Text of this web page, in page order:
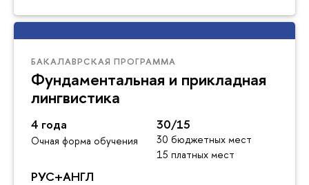
БАКАЛАВРСКАЯ ПРОГРАММА
Фундаментальная и прикладная
лингвистика
4 года
Очная форма обучения
30/15
30 бюджетных мест
15 платных мест
РУС+АНГЛ